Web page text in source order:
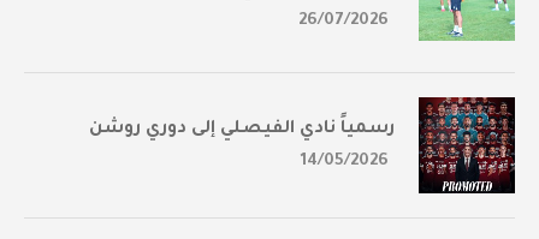
26/07/2026
رسمياً نادي الفيصلي إلى دوري روشن
14/05/2026